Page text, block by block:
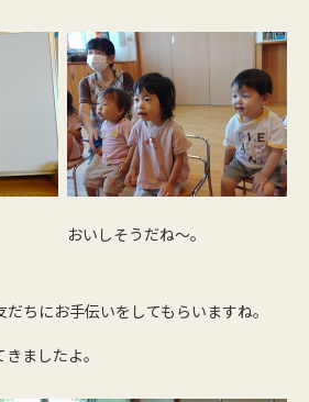
おいしそうだね～。
ちにお手伝いをしてもらいますね。
ましたよ。